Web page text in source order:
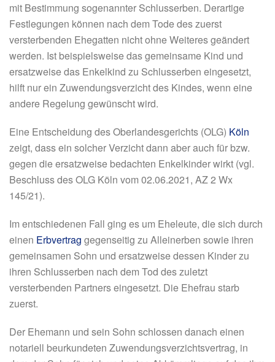
mit Bestimmung sogenannter Schlusserben. Derartige
Festlegungen können nach dem Tode des zuerst
versterbenden Ehegatten nicht ohne Weiteres geändert
werden. Ist beispielsweise das gemeinsame Kind und
ersatzweise das Enkelkind zu Schlusserben eingesetzt,
hilft nur ein Zuwendungsverzicht des Kindes, wenn eine
andere Regelung gewünscht wird.
Eine Entscheidung des Oberlandesgerichts (OLG) Köln
zeigt, dass ein solcher Verzichtdann aber auch für bzw.
gegen die ersatzweise bedachten Enkelkinder wirkt (vgl.
Beschluss des OLG Köln vom 02.06.2021, AZ 2 Wx
145/21).
Im entschiedenen Fall ging es um Eheleute, die sich durch
einen Erbvertrag gegenseitig zu Alleinerben sowie ihren
gemeinsamen Sohn und ersatzweise dessen Kinder zu
ihren Schlusserben nach dem Tod des zuletzt
versterbenden Partners eingesetzt. Die Ehefrau starb
zuerst.
Der Ehemann und sein Sohn schlossen danach einen
notariell beurkundeten Zuwendungsverzichtsvertrag, in